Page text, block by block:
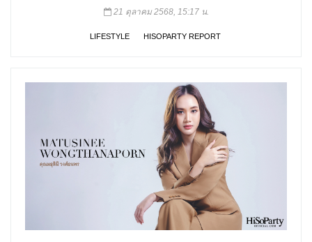
21 ตุลาคม 2568, 15:17 น.
LIFESTYLE HISOPARTY REPORT